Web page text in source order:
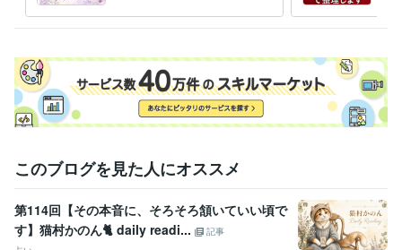
します。
このブログを見た人にオススメ
第114回【その本音に、そろそろ頷いていい頃で
す】猫村かのん🐈 daily readi...
記事